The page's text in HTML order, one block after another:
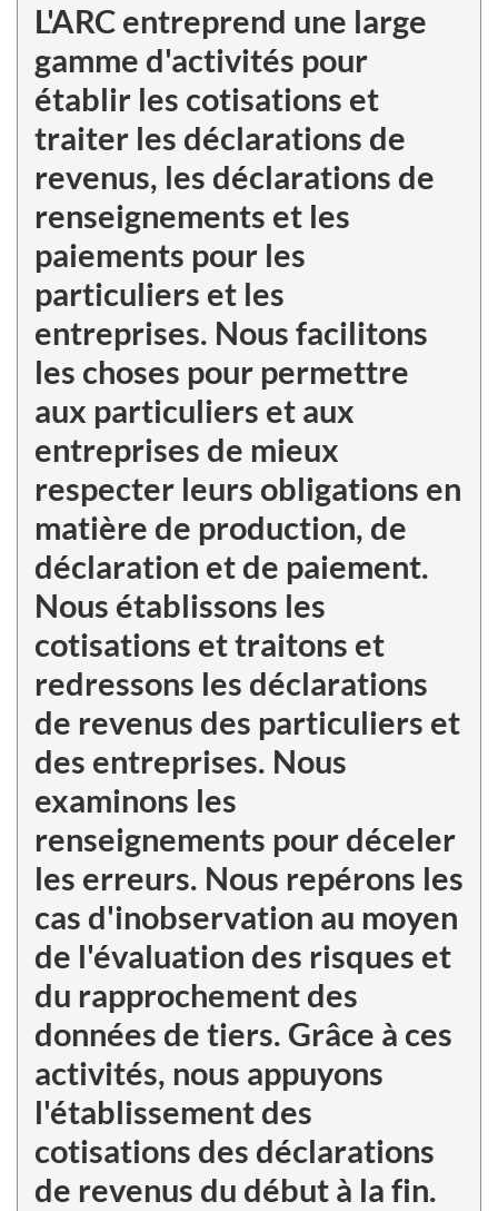
L'ARC entreprend une large
gamme d'activités pour
établir les cotisations et
traiter les déclarations de
revenus, les déclarations de
renseignements et les
paiements pour les
particuliers et les
entreprises. Nous facilitons
les choses pour permettre
aux particuliers et aux
entreprises de mieux
respecter leurs obligations en
matière de production, de
déclaration et de paiement.
Nous établissons les
cotisations et traitons et
redressons les déclarations
de revenus des particuliers et
des entreprises. Nous
examinons les
renseignements pour déceler
les erreurs. Nous repérons les
cas d'inobservation au moyen
de l'évaluation des risques et
du rapprochement des
données de tiers. Grâce à ces
activités, nous appuyons
l'établissement des
cotisations des déclarations
de revenus du début à la fin.